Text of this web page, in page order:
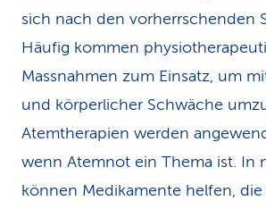
sich nach den vorherrschenden
Häufig kommen
Massnahmen zum Einsatz, um
und körperlicher Schwäche
Atemtherapien werden
wenn Atemnot ein Thema ist. In
können Medikamente helfen,